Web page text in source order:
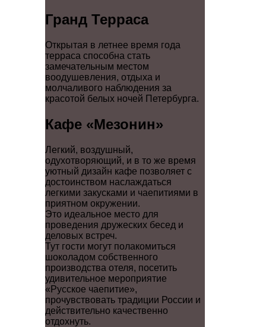
Гранд Терраса
Открытая в летнее время года
терраса способна стать
замечательным местом
воодушевления, отдыха и
молчаливого наблюдения за
красотой белых ночей Петербурга.
Кафе «Мезонин»
Легкий, воздушный,
одухотворяющий, и в то же время
уютный дизайн кафе позволяет с
достоинством наслаждаться
легкими закусками и чаепитиями в
приятном окружении.
Это идеальное место для
проведения дружеских бесед и
деловых встреч.
Тут гости могут полакомиться
шоколадом собственного
производства отеля, посетить
удивительное мероприятие
«Русское чаепитие»,
прочувствовать традиции России и
действительно качественно
отдохнуть.